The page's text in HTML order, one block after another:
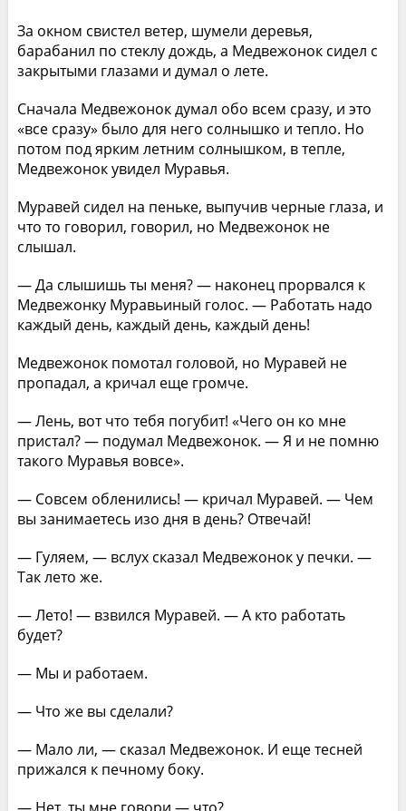
За окном свистел ветер, шумели деревья,
барабанил по стеклу дождь, а Медвежонок сидел с
закрытыми глазами и думал о лете.
Сначала Медвежонок думал обо всем сразу, и это
«все сразу» было для него солнышко и тепло. Но
потом под ярким летним солнышком, в тепле,
Медвежонок увидел Муравья.
Муравей сидел на пеньке, выпучив черные глаза, и
что то говорил, говорил, но Медвежонок не
слышал.
— Да слышишь ты меня? — наконец прорвался к
Медвежонку Муравьиный голос. — Работать надо
каждый день, каждый день, каждый день!
Медвежонок помотал головой, но Муравей не
пропадал, а кричал еще громче.
— Лень, вот что тебя погубит! «Чего он ко мне
пристал? — подумал Медвежонок. — Я и не помню
такого Муравья вовсе».
— Совсем обленились! — кричал Муравей. — Чем
вы занимаетесь изо дня в день? Отвечай!
— Гуляем, — вслух сказал Медвежонок у печки. —
Так лето же.
— Лето! — взвился Муравей. — А кто работать
будет?
— Мы и работаем.
— Что же вы сделали?
— Мало ли, — сказал Медвежонок. И еще тесней
прижался к печному боку.